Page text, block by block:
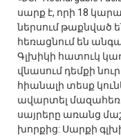
սարք է, որի 18
ներսում թաքնված
հեռացնում են
Գլխիկի հատուկ
վնասում դեմքի
հիանալի տեսք
ավարտել
սայրերը առանց
խորքից: Սարքի